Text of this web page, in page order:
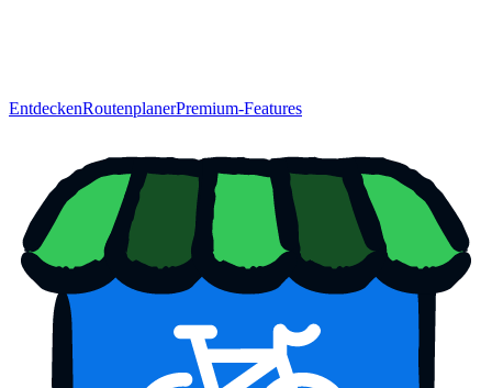
EntdeckenRoutenplanerPremium-Features